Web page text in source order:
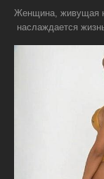
Женщина, живущая
наслаждается